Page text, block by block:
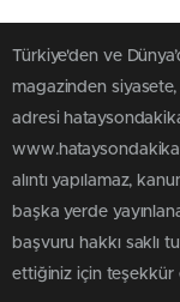
Türkiye'den ve
magazinden
adresi
alıntı yapılamaz,
başka yerde
başvuru hakkı saklı
ettiğiniz için teşekkür